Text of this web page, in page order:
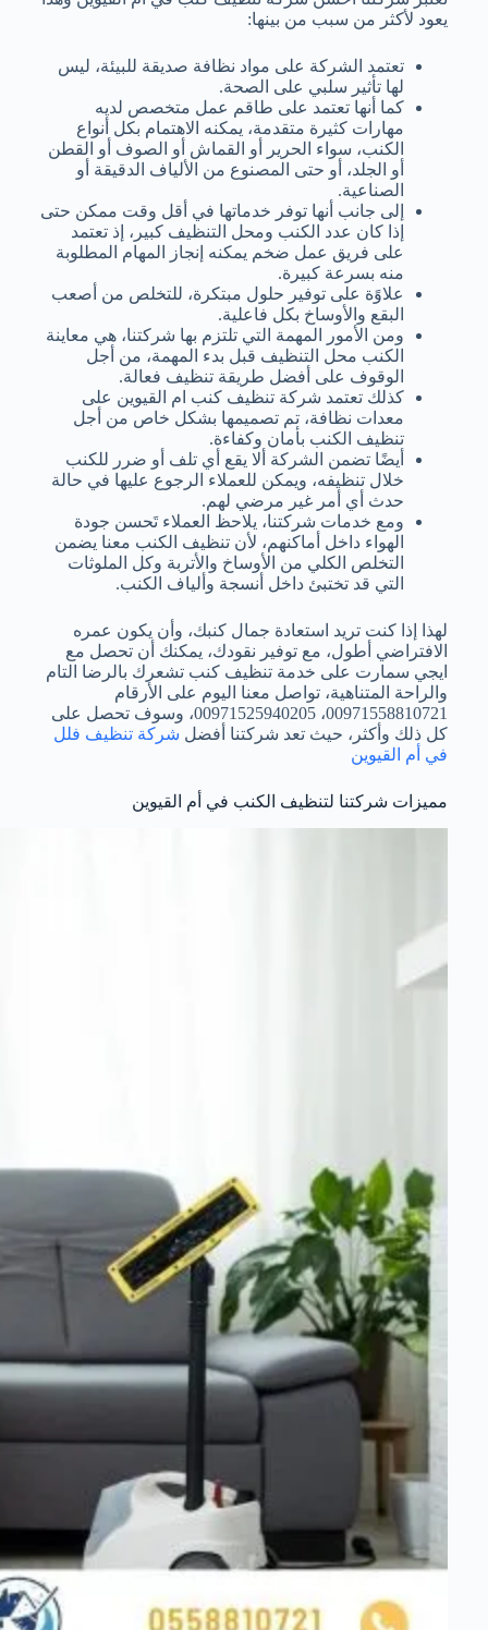
يعود لأكثر من سبب من بينها:
تعتمد الشركة على مواد نظافة صديقة للبيئة، ليس
لها تأثير سلبي على الصحة.
كما أنها تعتمد على طاقم عمل متخصص لديه
مهارات كثيرة متقدمة، يمكنه الاهتمام بكل أنواع
الكنب، سواء الحرير أو القماش أو الصوف أو القطن
أو الجلد، أو حتى المصنوع من الألياف الدقيقة أو
الصناعية.
إلى جانب أنها توفر خدماتها في أقل وقت ممكن حتى
إذا كان عدد الكنب ومحل التنظيف كبير، إذ تعتمد
على فريق عمل ضخم يمكنه إنجاز المهام المطلوبة
منه بسرعة كبيرة.
علاوًة على توفير حلول مبتكرة، للتخلص من أصعب
البقع والأوساخ بكل فاعلية.
ومن الأمور المهمة التي تلتزم بها شركتنا، هي معاينة
الكنب محل التنظيف قبل بدء المهمة، من أجل
الوقوف على أفضل طريقة تنظيف فعالة.
كذلك تعتمد شركة تنظيف كنب ام القيوين على
معدات نظافة، تم تصميمها بشكل خاص من أجل
تنظيف الكنب بأمان وكفاءة.
أيضًا تضمن الشركة ألا يقع أي تلف أو ضرر للكنب
خلال تنظيفه، ويمكن للعملاء الرجوع عليها في حالة
حدث أي أمر غير مرضي لهم.
ومع خدمات شركتنا، يلاحظ العملاء تَحسن جودة
الهواء داخل أماكنهم، لأن تنظيف الكنب معنا يضمن
التخلص الكلي من الأوساخ والأتربة وكل الملوثات
التي قد تختبئ داخل أنسجة وألياف الكنب.
لهذا إذا كنت تريد استعادة جمال كنبك، وأن يكون عمره
الافتراضي أطول، مع توفير نقودك، يمكنك أن تحصل مع
ايجي سمارت على خدمة تنظيف كنب تشعرك بالرضا التام
والراحة المتناهية، تواصل معنا اليوم على الأرقام
00971558810721، 00971525940205، وسوف تحصل على
كل ذلك وأكثر، حيث تعد شركتنا أفضل شركة تنظيف فلل
في أم القيوين
مميزات شركتنا لتنظيف الكنب في أم القيوين